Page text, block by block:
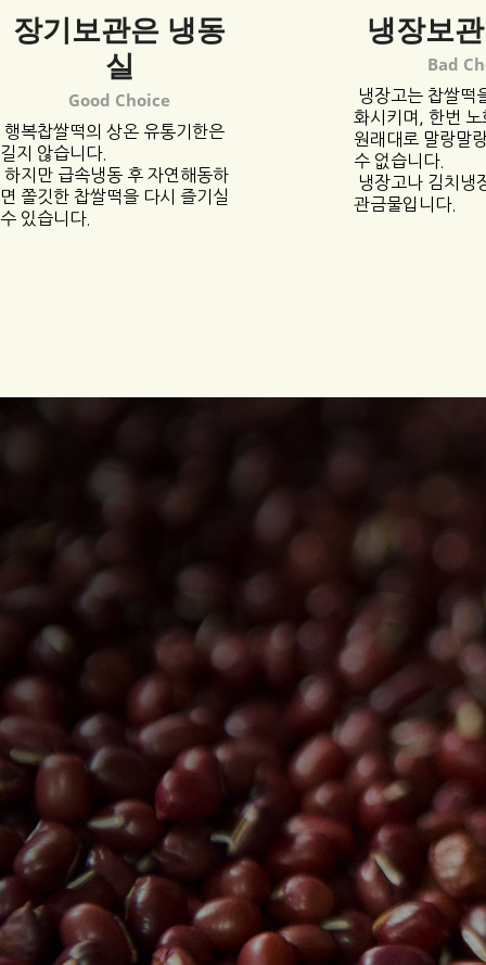
장기보관은 냉동
실
Good Choice
행복찹쌀떡의 상온 유통기한은
길지 않습니다.
하지만 급속냉동 후 자연해동하
면 쫄깃한 찹쌀떡을 다시 즐기실
수 있습니다.
냉장보
Bad
냉장고는 찹쌀떡
화시키며, 한번
원래대로 말랑말
수 없습니다.
냉장고나 김치냉
관금물입니다.